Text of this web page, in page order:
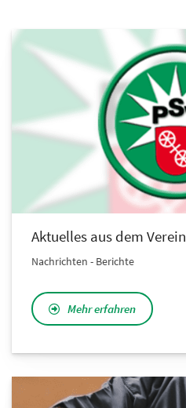
Aktuelles aus dem Verein
Nachrichten - Berichte
Mehr erfahren